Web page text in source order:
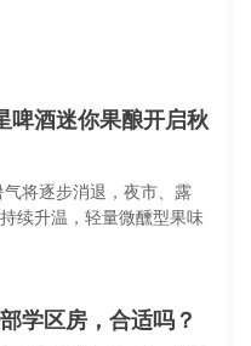
啤酒迷你果酿开启秋
将逐步消退，夜市、露
续升温，轻量微醺型果味
学区房，合适吗？